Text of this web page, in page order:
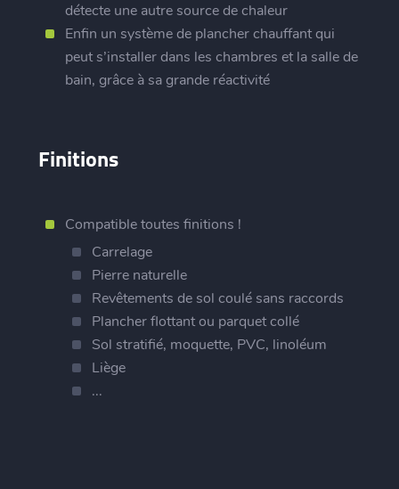
détecte une autre source de chaleur
Enfin un système de plancher chauffant qui
peut s’installer dans les chambres et la salle de
bain, grâce à sa grande réactivité
Finitions
Compatible toutes finitions !
Carrelage
Pierre naturelle
Revêtements de sol coulé sans raccords
Plancher flottant ou parquet collé
Sol stratifié, moquette, PVC, linoléum
Liège
...